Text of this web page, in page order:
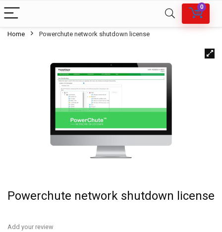
0
Home Powerchute network shutdown license
Powerchute network shutdown license
Add your review